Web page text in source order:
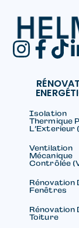
Isolation
Thermique
L’Exterieur
Ventilation
Mécanique
Contrôlée
Rénovation
Fenêtres
Rénovation
Toiture